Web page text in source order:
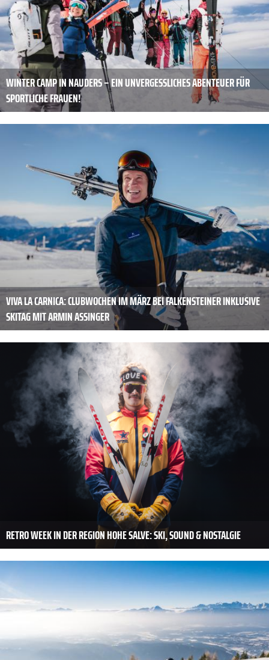
WINTER CAMP IN NAUDERS – EIN UNVERGESSLICHES ABENTEUER FÜR
SPORTLICHE FRAUEN!
VIVA LA CARNICA: CLUBWOCHEN IM MÄRZ BEI FALKENSTEINER INKLUSIVE
SKITAG MIT ARMIN ASSINGER
RETRO WEEK IN DER REGION HOHE SALVE: SKI, SOUND & NOSTALGIE